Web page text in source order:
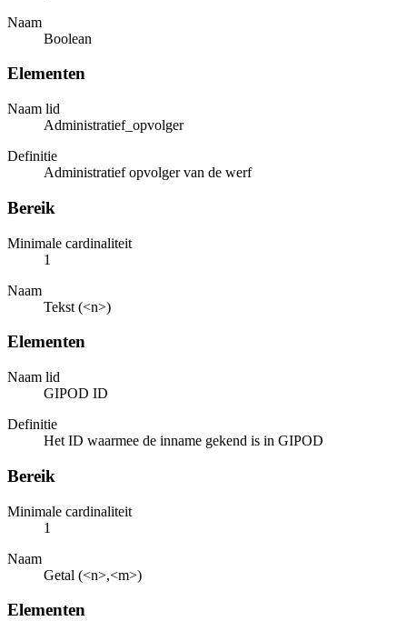
Naam
Boolean
Elementen
Naam lid
Administratief_opvolger
Definitie
Administratief opvolger van de werf
Bereik
Minimale cardinaliteit
1
Naam
Tekst (<n>)
Elementen
Naam lid
GIPOD ID
Definitie
Het ID waarmee de inname gekend is in GIPOD
Bereik
Minimale cardinaliteit
1
Naam
Getal (<n>,<m>)
Elementen